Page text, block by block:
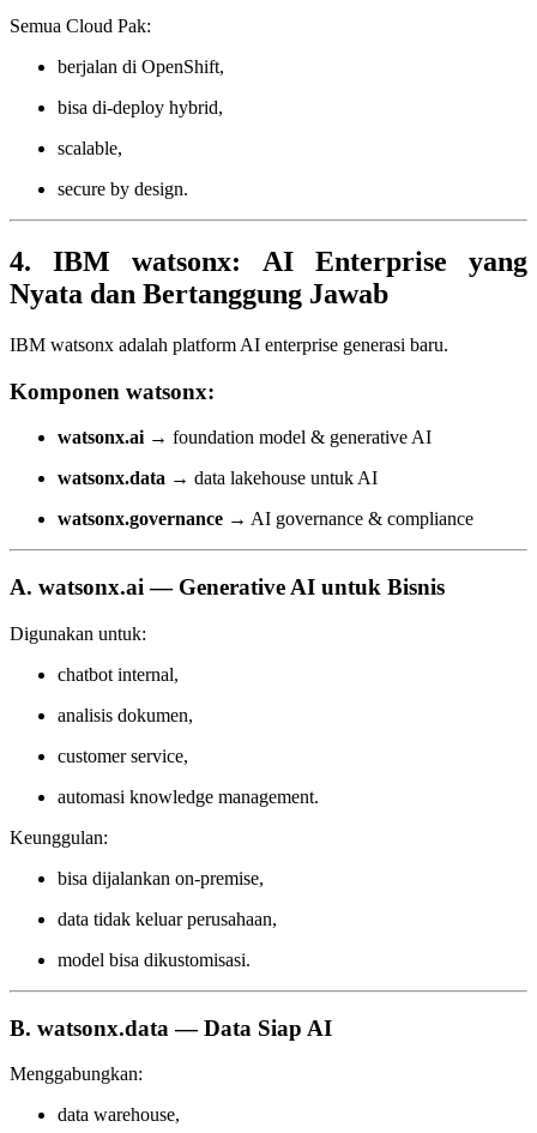
Semua Cloud Pak:
berjalan di OpenShift,
bisa di-deploy hybrid,
scalable,
secure by design.
4. IBM watsonx: AI Enterprise yang
Nyata dan Bertanggung Jawab
IBM watsonx adalah platform AI enterprise generasi baru.
Komponen watsonx:
watsonx.ai → foundation model & generative AI
watsonx.data → data lakehouse untuk AI
watsonx.governance → AI governance & compliance
A. watsonx.ai — Generative AI untuk Bisnis
Digunakan untuk:
chatbot internal,
analisis dokumen,
customer service,
automasi knowledge management.
Keunggulan:
bisa dijalankan on-premise,
data tidak keluar perusahaan,
model bisa dikustomisasi.
B. watsonx.data — Data Siap AI
Menggabungkan:
data warehouse,